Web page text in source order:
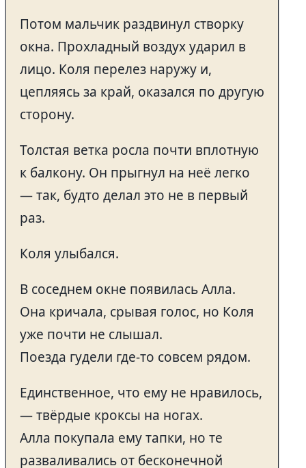
Потом мальчик раздвинул створку
окна. Прохладный воздух ударил в
лицо. Коля перелез наружу и,
цепляясь за край, оказался по другую
сторону.
Толстая ветка росла почти вплотную
к балкону. Он прыгнул на неё легко
— так, будто делал это не в первый
раз.
Коля улыбался.
В соседнем окне появилась Алла.
Она кричала, срывая голос, но Коля
уже почти не слышал.
Поезда гудели где-то совсем рядом.
Единственное, что ему не нравилось,
— твёрдые кроксы на ногах.
Алла покупала ему тапки, но те
разваливались от бесконечной